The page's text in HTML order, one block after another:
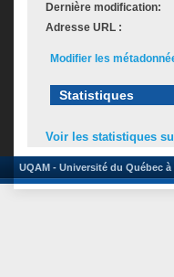
Dernière modification:
Adresse URL :
Modifier les
Statistiques
Voir les statistiques
UQAM - Université du Québec à